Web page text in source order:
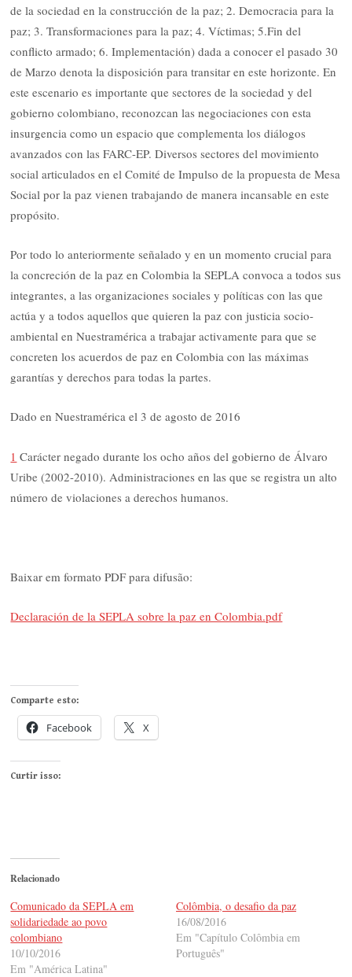
de la sociedad en la construcción de la paz; 2. Democracia para la
paz; 3. Transformaciones para la paz; 4. Víctimas; 5.Fin del
conflicto armado; 6. Implementación) dada a conocer el pasado 30
de Marzo denota la disposición para transitar en este horizonte. En
este escenario es importante que sectores de la sociedad y del
gobierno colombiano, reconozcan las negociaciones con esta
insurgencia como un espacio que complementa los diálogos
avanzados con las FARC-EP. Diversos sectores del movimiento
social articulados en el Comité de Impulso de la propuesta de Mesa
Social por la paz vienen trabajando de manera incansable en este
propósito.
Por todo lo anteriormente señalado y en un momento crucial para
la concreción de la paz en Colombia la SEPLA convoca a todos sus
integrantes, a las organizaciones sociales y políticas con las que
actúa y a todos aquellos que quieren la paz con justicia socio-
ambiental en Nuestramérica a trabajar activamente para que se
concreten los acuerdos de paz en Colombia con las máximas
garantías y derechos para todas la partes.
Dado en Nuestramérica el 3 de agosto de 2016
1 Carácter negado durante los ocho años del gobierno de Álvaro
Uribe (2002-2010). Administraciones en las que se registra un alto
número de violaciones a derechos humanos.
Baixar em formato PDF para difusão:
Declaración de la SEPLA sobre la paz en Colombia.pdf
Comparte esto:
Facebook X
Curtir isso:
Relacionado
Comunicado da SEPLA em
solidariedade ao povo
colombiano
10/10/2016
Em "América Latina"
Colômbia, o desafio da paz
16/08/2016
Em "Capítulo Colômbia em
Português"